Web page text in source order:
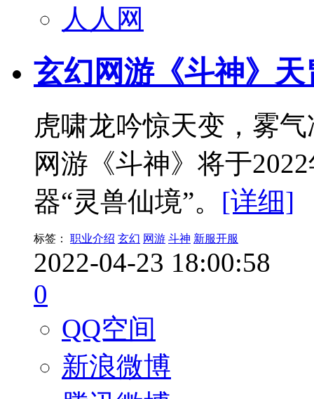
人人网
玄幻网游《斗神》
虎啸龙吟惊天变，雾
网游《斗神》将于
器“灵兽仙境”。 [详细]
标签： 职业介绍 玄幻 网游 斗神 新服开服
2022-04-23 18:00:58
0
QQ空间
新浪微博